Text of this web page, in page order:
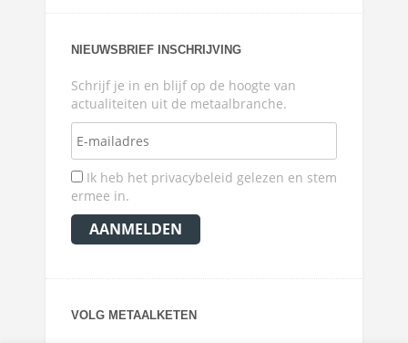
NIEUWSBRIEF INSCHRIJVING
Schrijf je in en blijf op de hoogte van
actualiteiten uit de metaalbranche.
Ik heb het privacybeleid gelezen en stem
ermee in.
VOLG METAALKETEN